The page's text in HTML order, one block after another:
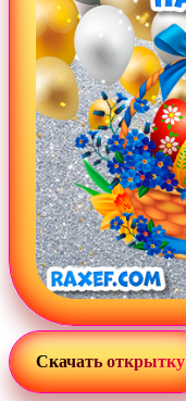
Скачать открытку